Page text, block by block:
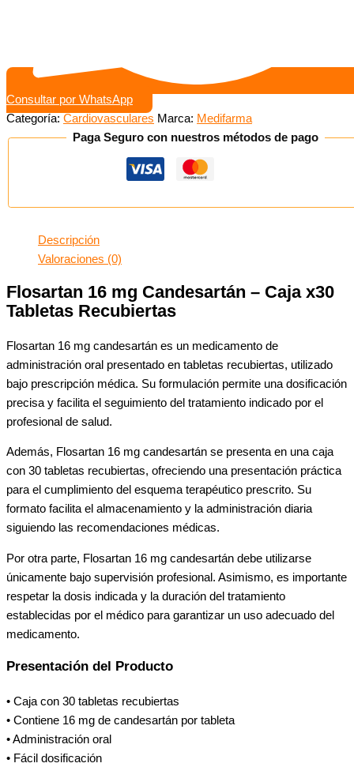
Consultar por WhatsApp
Categoría: Cardiovasculares Marca: Medifarma
Paga Seguro con nuestros métodos de pago
Descripción
Valoraciones (0)
Flosartan 16 mg Candesartán – Caja x30
Tabletas Recubiertas
Flosartan 16 mg candesartán es un medicamento de
administración oral presentado en tabletas recubiertas, utilizado
bajo prescripción médica. Su formulación permite una dosificación
precisa y facilita el seguimiento del tratamiento indicado por el
profesional de salud.
Además, Flosartan 16 mg candesartán se presenta en una caja
con 30 tabletas recubiertas, ofreciendo una presentación práctica
para el cumplimiento del esquema terapéutico prescrito. Su
formato facilita el almacenamiento y la administración diaria
siguiendo las recomendaciones médicas.
Por otra parte, Flosartan 16 mg candesartán debe utilizarse
únicamente bajo supervisión profesional. Asimismo, es importante
respetar la dosis indicada y la duración del tratamiento
establecidas por el médico para garantizar un uso adecuado del
medicamento.
Presentación del Producto
• Caja con 30 tabletas recubiertas
• Contiene 16 mg de candesartán por tableta
• Administración oral
• Fácil dosificación